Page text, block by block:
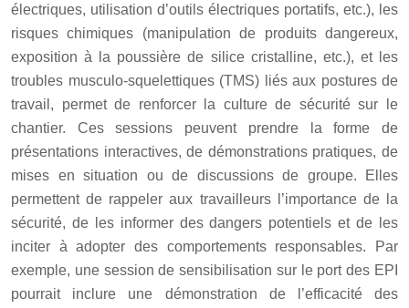
électriques, utilisation d’outils électriques portatifs, etc.), les
risques chimiques (manipulation de produits dangereux,
exposition à la poussière de silice cristalline, etc.), et les
troubles musculo-squelettiques (TMS) liés aux postures de
travail, permet de renforcer la culture de sécurité sur le
chantier. Ces sessions peuvent prendre la forme de
présentations interactives, de démonstrations pratiques, de
mises en situation ou de discussions de groupe. Elles
permettent de rappeler aux travailleurs l’importance de la
sécurité, de les informer des dangers potentiels et de les
inciter à adopter des comportements responsables. Par
exemple, une session de sensibilisation sur le port des EPI
pourrait inclure une démonstration de l’efficacité des